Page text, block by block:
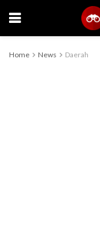
Home News Daerah